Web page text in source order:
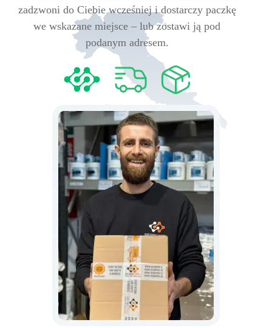
zadzwoni do Ciebie wcześniej i dostarczy paczkę
we wskazane miejsce – lub zostawi ją pod
podanym adresem.